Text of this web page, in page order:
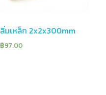
ลิ่มเหล็ก 2x2x300mm
฿97.00